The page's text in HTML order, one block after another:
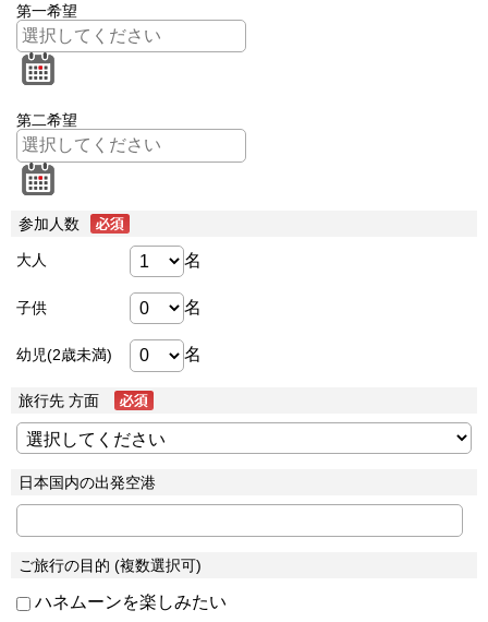
第一希望
第二希望
参加人数
大人 名
子供 名
幼児(2歳未満) 名
旅行先 方面
日本国内の出発空港
ご旅行の目的 (複数選択可)
ハネムーンを楽しみたい